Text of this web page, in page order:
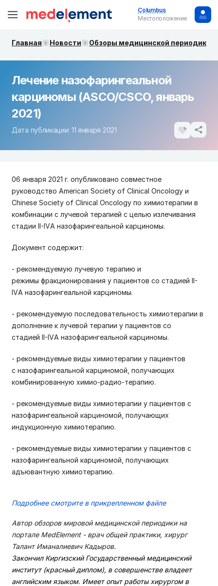
Columbus
Местоположение
Главная Новости Обзоры медицинской периодики.
Лечение назофарингеальной
карциномы (ASCO/CSCO, январь
2021)
Дата публикации: 11 января 2021
06 января 2021 г. опубликовано совместное
руководство American Society of Clinical Oncology и
Chinese Society of Clinical Oncology по химиотерапии в
комбинации с лучевой терапией с целью излечивания
стадии II-IVА назофарингеальной карциномы.
Документ содержит:
- рекомендуемую лучевую терапию и
режимы фракционирования у пациентов со стадией II-
IVА назофарингеальной карциномы.
- рекомендуемую последовательность химиотерапии в
дополнение к лучевой терапии у пациентов со
стадией II-IVА назофарингеальной карциномы.
- рекомендуемые виды химиотерапии у пациентов
с назофарингеальной карциномой, получающих
комбинированную химио-радио-терапию.
- рекомендуемые виды химиотерапии у пациентов с
назофарингеальной карциномой, получающих
индукционную химиотерапию.
- рекомендуемые виды химиотерапии у пациентов с
назофарингеальной карциномой, получающих
адъювантную химиотерапию.
Подробнее смотрите в прикрепленном файле
Автор обзоров мировой медицинской периодики на
портале MedElement - врач общей практики, хирург
Талант Иманалиевич Кадыров.
Закончил Киргизский Государственный медицинский
институт (красный диплом), в совершенстве владеет
английским языком. Имеет опыт работы хирургом в